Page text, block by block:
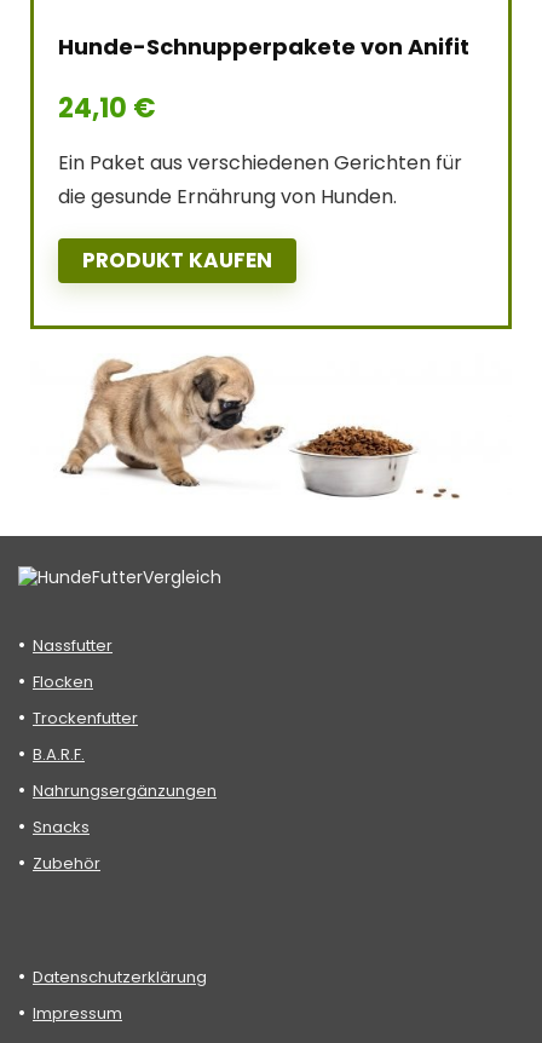
Hunde-Schnupperpakete von Anifit
24,10 €
Ein Paket aus verschiedenen Gerichten für
die gesunde Ernährung von Hunden.
PRODUKT KAUFEN
Nassfutter
Flocken
Trockenfutter
B.A.R.F.
Nahrungsergänzungen
Snacks
Zubehör
Datenschutzerklärung
Impressum